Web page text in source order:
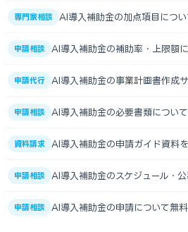
専門家相談 AI導入補助金の加点項目につ
申請相談 AI導入補助金の補助率・上限額
申請代行 AI導入補助金の事業計画書作成
申請相談 AI導入補助金の必要書類につい
資料請求 AI導入補助金の申請ガイド資料
申請相談 AI導入補助金のスケジュール・
申請相談 AI導入補助金の申請について無